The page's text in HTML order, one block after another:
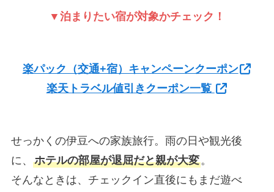
▼泊まりたい宿が対象かチェック！
楽パック（交通+宿）キャンペーンクーポン
楽天トラベル値引きクーポン一覧
せっかくの伊豆への家族旅行。雨の日や観光後
に、 ホテルの部屋が退屈だと親が大変。
そんなときは、チェックイン直後にもまだ遊べ